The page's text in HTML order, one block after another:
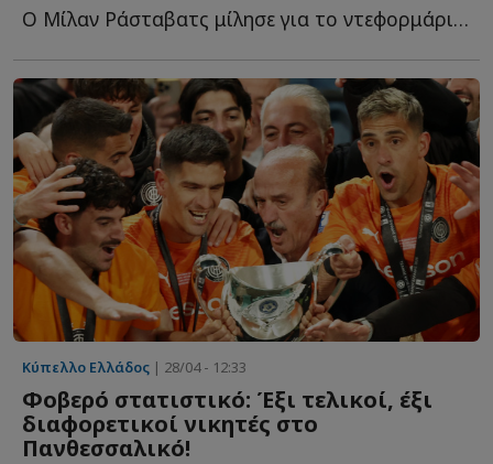
Ο Μίλαν Ράσταβατς μίλησε για το ντεφορμάρισμα του ΠΑΟΚ, τ...
Κύπελλο Ελλάδος | 28/04 - 12:33
Φοβερό στατιστικό: Έξι τελικοί, έξι
διαφορετικοί νικητές στο
Πανθεσσαλικό!